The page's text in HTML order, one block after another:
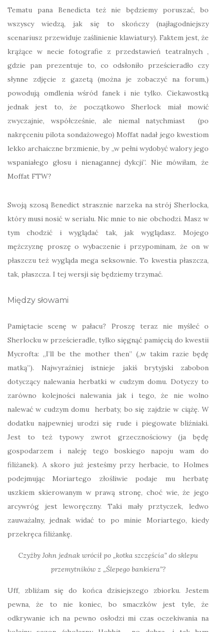
Tematu pana Benedicta też nie będziemy poruszać, bo
wszyscy wiedzą, jak się to skończy (najłagodniejszy
scenariusz przewiduje zaślinienie klawiatury). Faktem jest, że
krążące w necie fotografie z przedstawień teatralnych ,
gdzie pan prezentuje to, co odsłoniło prześcieradło czy
słynne zdjęcie z gazetą (można je zobaczyć na forum,)
powodują omdlenia wśród fanek i nie tylko. Ciekawostką
jednak jest to, że początkowo Sherlock miał mowić
zwyczajnie, współcześnie, ale niemal natychmiast (po
nakręceniu pilota sondażowego) Moffat nadał jego kwestiom
lekko archaiczne brzmienie, by „w pełni wydobyć walory jego
wspaniałego głosu i nienagannej dykcji”. Nie mówiłam, że
Moffat FTW?
Swoją szosą Benedict strasznie narzeka na strój Sherlocka,
który musi nosić w serialu. Nic mnie to nie obchodzi. Masz w
tym chodzić i wyglądać tak, jak wyglądasz. Mojego
mężczyznę proszę o wybaczenie i przypominam, że on w
płaszczu też wygląda mega seksownie. To kwestia płaszcza,
tak, płaszcza. I tej wersji się będziemy trzymać.
Między słowami
Pamiętacie scenę w pałacu? Proszę teraz nie myśleć o
Sherlocku w prześcieradle, tylko sięgnąć pamięcią do kwestii
Mycrofta: „I’ll be the mother then” („w takim razie będę
matką”). Najwyraźniej istnieje jakiś brytyjski zabobon
dotyczący nalewania herbatki w cudzym domu. Dotyczy to
zarówno kolejności nalewania jak i tego, że nie wolno
nalewać w cudzym domu herbaty, bo się zajdzie w ciążę. W
dodatku najpewniej urodzi się rude i piegowate bliźniaki.
Jest to też typowy zwrot grzecznościowy (ja będę
gospodarzem i naleję tego boskiego napoju wam do
filiżanek). A skoro już jesteśmy przy herbacie, to Holmes
podejmując Moriartego złośliwie podaje mu herbatę
uszkiem skierowanym w prawą stronę, choć wie, że jego
arcywróg jest leworęczny. Taki mały prztyczek, ledwo
zauważalny, jednak widać to po minie Moriartego, kiedy
przekręca filiżankę.
Czyżby John jednak wrócił po „kotka szczęścia” do sklepu
przemytników z „Ślepego bankiera”?
Uff, zbliżam się do końca dzisiejszego zbiorku. Jestem
pewna, że to nie koniec, bo smaczków jest tyle, że
odkrywanie ich na pewno osłodzi mi czas oczekiwania na